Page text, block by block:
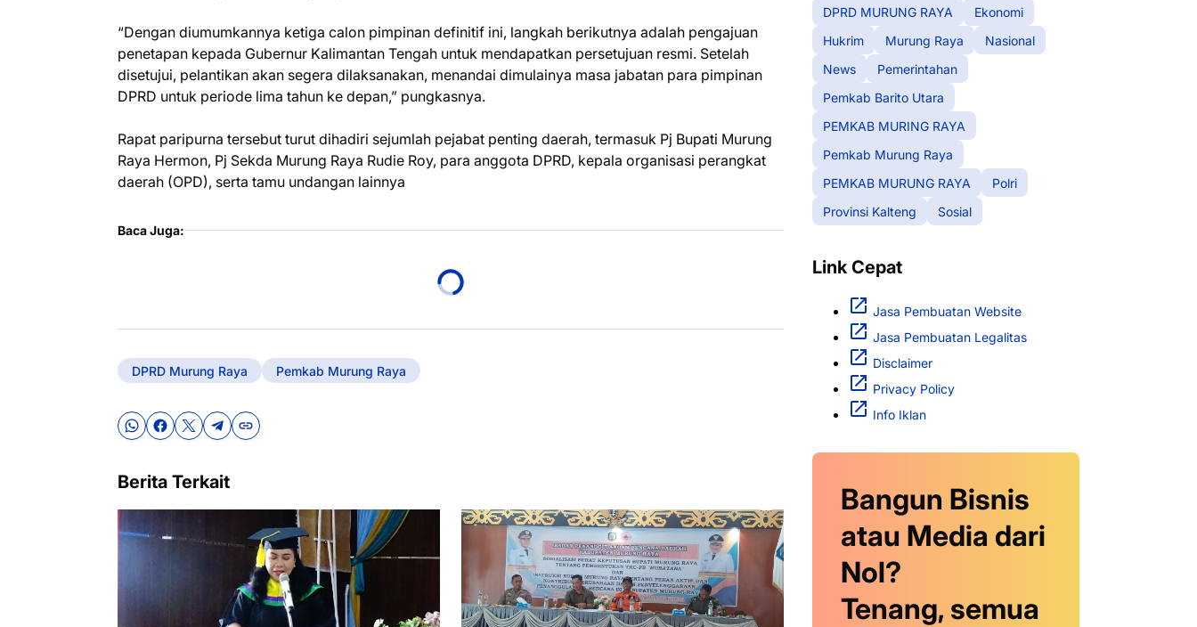
“Dengan diumumkannya ketiga calon pimpinan definitif ini, langkah berikutnya adalah pengajuan
penetapan kepada Gubernur Kalimantan Tengah untuk mendapatkan persetujuan resmi. Setelah
disetujui, pelantikan akan segera dilaksanakan, menandai dimulainya masa jabatan para pimpinan
DPRD untuk periode lima tahun ke depan,” pungkasnya.
Rapat paripurna tersebut turut dihadiri sejumlah pejabat penting daerah, termasuk Pj Bupati Murung
Raya Hermon, Pj Sekda Murung Raya Rudie Roy, para anggota DPRD, kepala organisasi perangkat
daerah (OPD), serta tamu undangan lainnya
Baca Juga:
DPRD Murung Raya Pemkab Murung Raya
Berita Terkait
DPRD MURUNG RAYA
Ekonomi
Hukrim
Murung Raya
Nasional
News
Pemerintahan
Pemkab Barito Utara
PEMKAB MURING RAYA
Pemkab Murung Raya
PEMKAB MURUNG RAYA
Polri
Provinsi Kalteng
Sosial
Link Cepat
Jasa Pembuatan Website
Jasa Pembuatan Legalitas
Disclaimer
Privacy Policy
Info Iklan
Bangun Bisnis
atau Media dari
Nol?
Tenang, semua